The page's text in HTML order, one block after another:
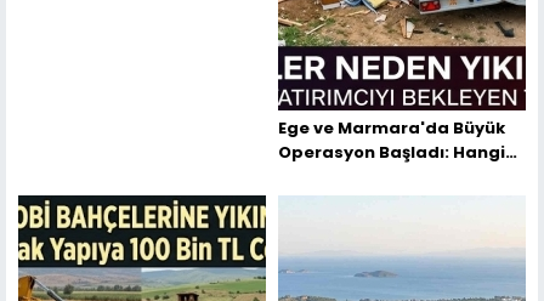
Ege ve Marmara'da Büyük
Operasyon Başladı: Hangi
Yıkılıyor?